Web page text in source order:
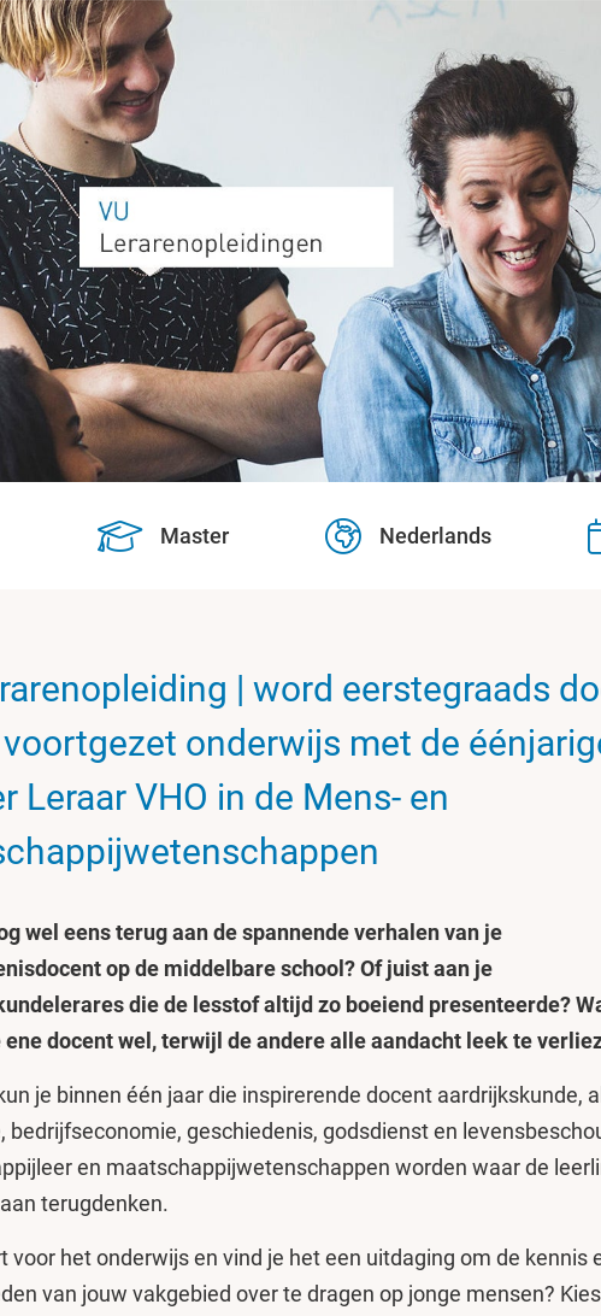
Master Nederlands
| word eerstegraads
onderwijs met de
Leraar VHO in de Mens- en
wel eens terug aan de spannende verhalen van je
op de middelbare school? Of juist aan je
die de lesstof altijd zo boeiend presenteerde?
ene docent wel, terwijl de andere alle aandacht leek te
je binnen één jaar die inspirerende docent aardrijkskunde,
bedrijfseconomie, geschiedenis, godsdienst en
en maatschappijwetenschappen worden waar de
terugdenken.
voor het onderwijs en vind je het een uitdaging om de kennis
van jouw vakgebied over te dragen op jonge mensen?